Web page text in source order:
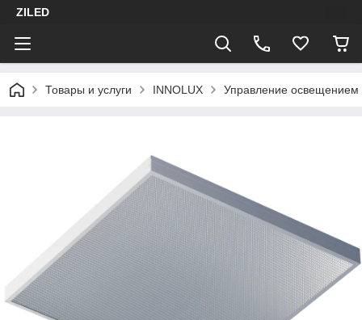
ZILED
Товары и услуги INNOLUX Управление освещением